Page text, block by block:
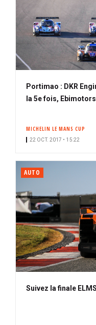
Portimao : DKR
la 5e fois,
MICHELIN LE MANS CUP
22 OCT. 2017 • 15:22
AUTO
Suivez la finale